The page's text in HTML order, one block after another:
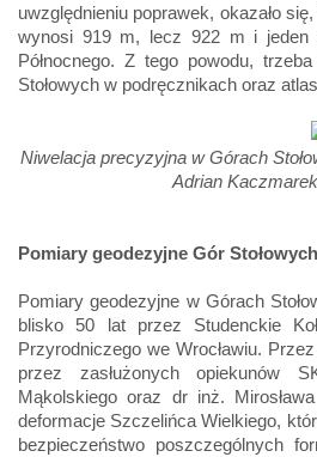
uwzględnieniu poprawek, okazało
wynosi 919 m, lecz 922 m i jeden
Północnego. Z tego powodu,
Stołowych w podręcznikach oraz
Niwelacja precyzyjna w Górach
Adrian
Pomiary geodezyjne Gór Stołowych
Pomiary geodezyjne w Górach
blisko 50 lat przez Studenckie
Przyrodniczego we Wrocławiu.
przez zasłużonych opiekunów
Mąkolskiego oraz dr inż.
deformacje Szczelińca Wielkiego,
bezpieczeństwo poszczególnych